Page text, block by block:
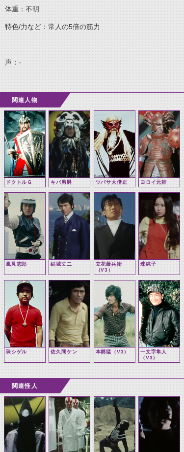
体重：不明
特色/力など：常人の5倍の筋力
声：-
関連人物
ドクトルＧ キバ男爵 ツバサ大僧正 ヨロイ元帥
風見志郎 結城丈二
立花藤兵衛
（V3）
珠純子
珠シゲル 佐久間ケン 本郷猛（V3）
一文字隼人
（V3）
関連怪人